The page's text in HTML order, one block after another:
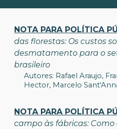
NOTA PARA POLÍTICA
das florestas: Os custos
desmatamento para o
brasileiro
Autores: Rafael Araujo,
Hector, Marcelo
NOTA PARA POLÍTICA
campo às fábricas: